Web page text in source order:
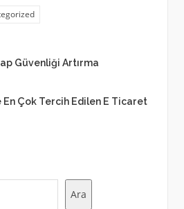
Güvenliği Artırma
En Çok Tercih Edilen E Ticaret
Ara